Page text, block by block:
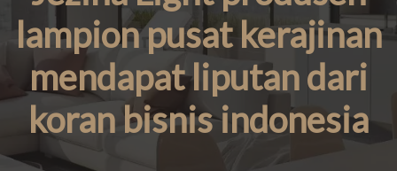
lampion pusat kerajinan
mendapat liputan dari
koran bisnis indonesia